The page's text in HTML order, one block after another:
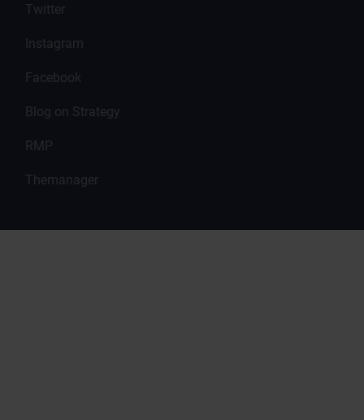
Twitter
Instagram
Facebook
Blog on Strategy
RMP
Themanager